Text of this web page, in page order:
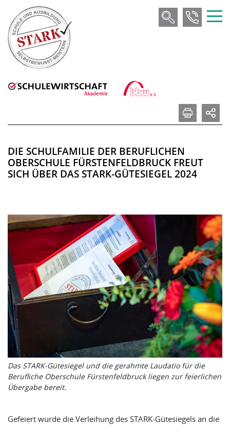
DIE SCHULFAMILIE DER BERUFLICHEN
OBERSCHULE FÜRSTENFELDBRUCK FREUT
SICH ÜBER DAS STARK-GÜTESIEGEL 2024
Das STARK-Gütesiegel und die gerahmte Laudatio für die
Berufliche Oberschule Fürstenfeldbruck liegen zur feierlichen
Übergabe bereit.
Gefeiert wurde die Verleihung des STARK-Gütesiegels an die